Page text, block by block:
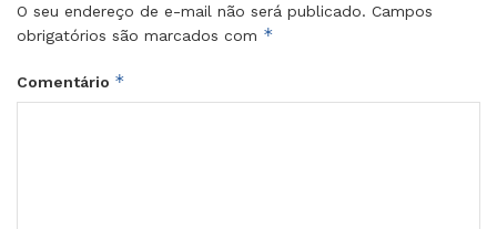
O seu endereço de e-mail não será publicado. Campos
obrigatórios são marcados com *
Comentário *